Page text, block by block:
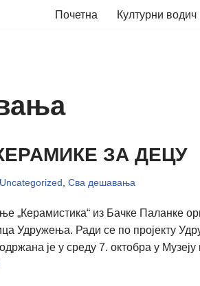
Почетна Културни водич
ЗА ДЕЦУ
Uncategorized Сва дешавања
„Керамистика“ из Бачке Паланке
Удружења. Ради се по пројекту
је у среду 7. октобра у